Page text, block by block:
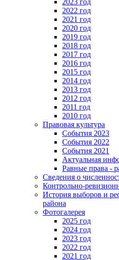
2023 год
2022 год
2021 год
2020 год
2019 год
2018 год
2017 год
2016 год
2015 год
2014 год
2013 год
2012 год
2011 год
2010 год
Правовая культура
События 2023
События 2022
События 2021
Актуальная
Равные права -
Сведения о
Контрольно-
История выборов и
района
Фотогалерея
2025 год
2024 год
2023 год
2022 год
2021 год